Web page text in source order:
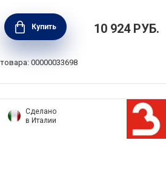
MOONSTONE, 3 предмета,
сталь, Kitchen Craft,
Купить 10 924 РУБ.
00000033698
Сделано
в Италии